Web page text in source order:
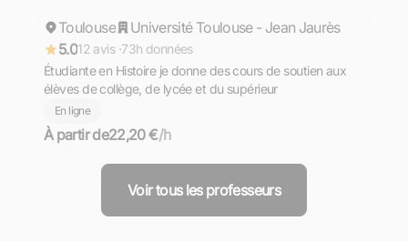
Répond rapidement
Toulouse
Université Toulouse - Jean Jaurès
5.012 avis ·73h données
Étudiante en Histoire je donne des cours de soutien aux
élèves de collège, de lycée et du supérieur
En ligne
À partir de22,20 €/h
Voir tous les professeurs